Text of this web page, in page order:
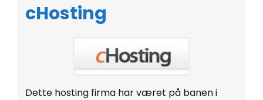
cHosting
Dette hosting firma har været på banen i